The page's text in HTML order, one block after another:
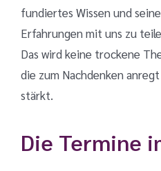
fundiertes Wissen und
Erfahrungen mit uns zu
Das wird keine trockene
die zum Nachdenken
stärkt.
Die Termine